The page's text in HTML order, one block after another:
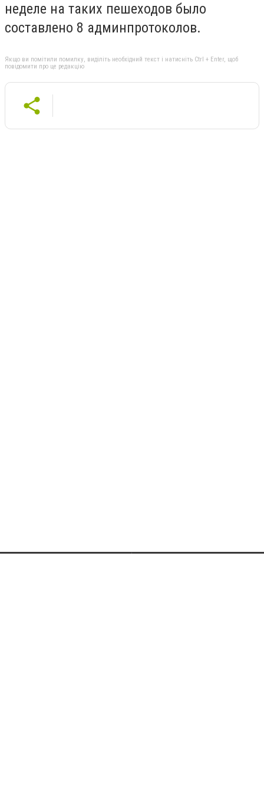
неделе на таких пешеходов было
составлено 8 админпротоколов.
Якщо ви помітили помилку, виділіть необхідний текст і натисніть Ctrl + Enter, щоб
повідомити про це редакцію